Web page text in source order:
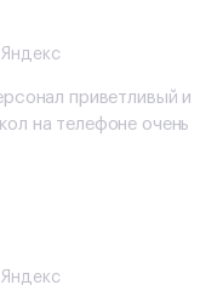
приветливый и
на телефоне очень